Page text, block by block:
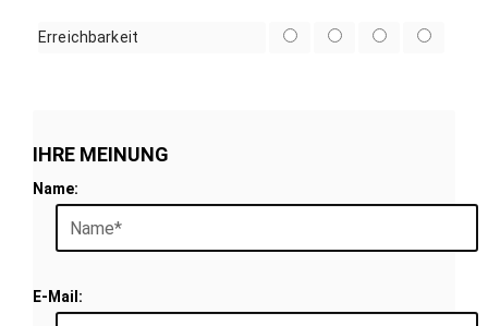
Erreichbarkeit
IHRE MEINUNG
Name:
E-Mail: